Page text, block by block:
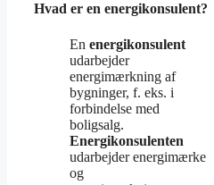
Hvad er en energikonsulent?
En energikonsulent
udarbejder
energimærkning af
bygninger, f. eks. i
forbindelse med
boligsalg.
Energikonsulenten
udarbejder energimærke
og